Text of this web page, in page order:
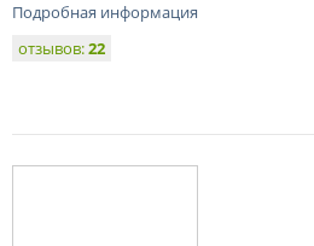
Подробная информация
отзывов:22